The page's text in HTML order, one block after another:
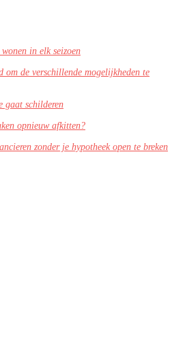
in elk seizoen
om de verschillende mogelijkheden te
gaat schilderen
opnieuw afkitten?
zonder je hypotheek open te breken